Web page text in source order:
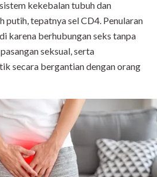
kekebalan tubuh dan
putih, tepatnya sel CD4. Penularan
karena berhubungan seks tanpa
seksual, serta
secara bergantian dengan orang